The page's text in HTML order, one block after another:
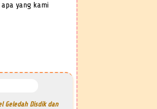
apa yang kami
Geledah Disdik dan